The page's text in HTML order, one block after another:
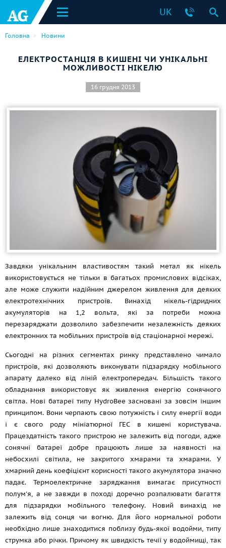
UK
Головна Новини
ЕЛЕКТРОСТАНЦІЯ В КИШЕНІ ЧИ УНІКАЛЬНІ
МОЖЛИВОСТІ НІКЕЛЮ
16 грудня 2013
Завдяки унікальним властивостям такий метал як нікель
використовується не тільки в багатьох промислових відсіках,
але може служити надійним джерелом живлення для деяких
електротехнічних пристроїв. Винахід нікель-гідридних
акумуляторів на 1,2 вольта, які за потреби можна
перезаряджати дозволило забезпечити незалежність деяких
електронних та мобільних пристроїв від стаціонарної мережі.
Сьогодні на різних сегментах ринку представлено чимало
пристроїв, які дозволяють виконувати підзарядку мобільного
апарату далеко від ліній електропередач. Більшість такого
обладнання використовує як живлення енергію сонячного
світла. Нові батареї типу HydroBee засновані за зовсім іншим
принципом. Вони черпають свою потужність і силу енергії води
і є свого роду мініатюрної ГЕС в кишені користувача.
Працездатність такого пристрою не залежить від погоди, адже
сонячні батареї добре працюють лише за наявності на
небосхилі світила, не закритого хмарами та хмарами. У
хмарний день коефіцієнт корисності такого акумулятора значно
падає. Термоелектричне заряджання вимагає присутності
полум'я, а не завжди в поході доречно розпалювати багаття
для підзарядки мобільного телефону. Новий винахід не
залежить від сонця чи вогню. Для його нормальної роботи
необхідно лише знаходитися поблизу будь-якої водойми, типу
струмка або річки. Причому як швидкість течії у водоймищі, так